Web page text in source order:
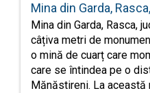
Mina din Garda,
Mina din Garda, Rasca,
câțiva metri de
o mină de cuarț care
care se întindea pe o
Mănăstireni. La